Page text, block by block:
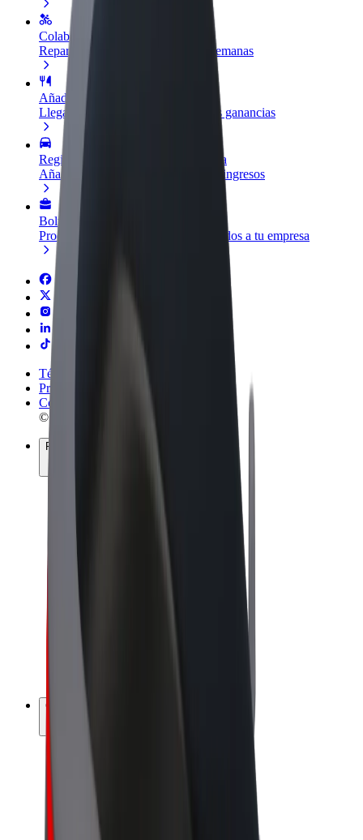
Colaborar como repartidor
Reparte comida y cobra todas las semanas
Añadir un restaurante o tienda
Llega a más clientes y maximiza tus ganancias
Registrarse como propietario de flota
Añade tu flota a Bolt y potencia tus ingresos
Bolt para empresas
Productos y servicios de Bolt adaptados a tu empresa
Términos y Condiciones
Privacidad
Cookies
© 2026 Bolt Technology OÜ
Productos
Bolt Drive
Bolt para empresas
Bicis
Colabora con Bolt
Ingresos de repartidor